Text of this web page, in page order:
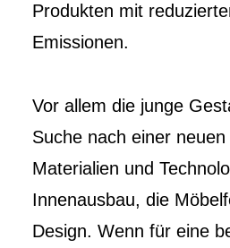
Produkten mit
Emissionen.
Vor allem die junge
Suche nach einer
Materialien und
Innenausbau, die
Design. Wenn für eine